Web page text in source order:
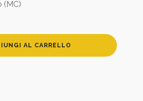
(MC)
AL CARRELLO